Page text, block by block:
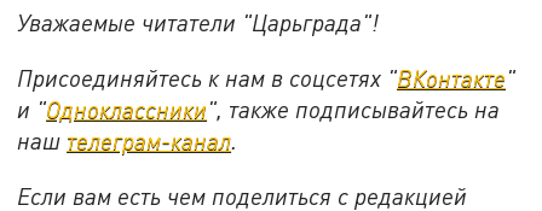
Уважаемые читатели "Царьграда"!
Присоединяйтесь к нам в соцсетях "ВКонтакте"
и "Одноклассники", также подписывайтесь на
наш телеграм-канал.
Если вам есть чем поделиться с редакцией